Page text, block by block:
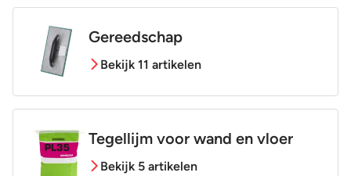
Gereedschap
Bekijk 11 artikelen
Tegellijm voor wand en vloer
Bekijk 5 artikelen